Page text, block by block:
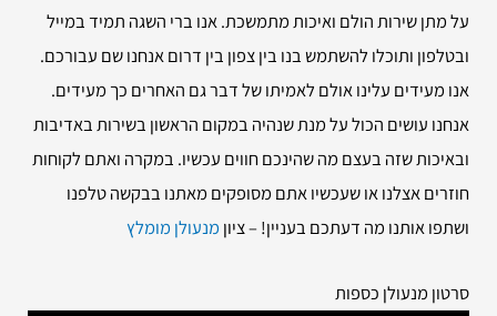
על מתן שירות הולם ואיכות מתמשכת. אנו ברי השגה תמיד במייל
ובטלפון ותוכלו להשתמש בנו בין צפון בין דרום אנחנו שם עבורכם.
אנו מעידים עלינו אולם לאמיתו של דבר גם האחרים כך מעידים.
אנחנו עושים הכול על מנת שנהיה במקום הראשון בשירות באדיבות
ובאיכות שזה בעצם מה שהינכם חווים עכשיו. במקרה ואתם לקוחות
חוזרים אצלנו או שעכשיו אתם מסופקים מאתנו בבקשה טלפנו
ושתפו אותנו מה דעתכם בעניין! – ציון מנעולן מומלץ
סרטון מנעולן כספות